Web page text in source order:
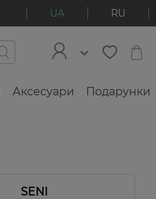
UA RU
Аксесуари Подарунки
SENI